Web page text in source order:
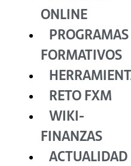
ONLINE
PROGRAMAS
FORMATIVOS
RETO FXM
WIKI-
FINANZAS
ACTUALIDAD